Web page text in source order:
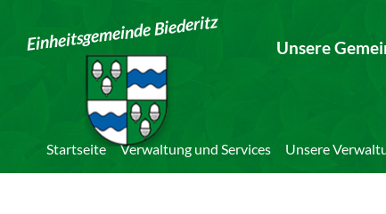
Einheitsgemeinde Biederitz Unsere
Startseite Verwaltung und Services Unsere